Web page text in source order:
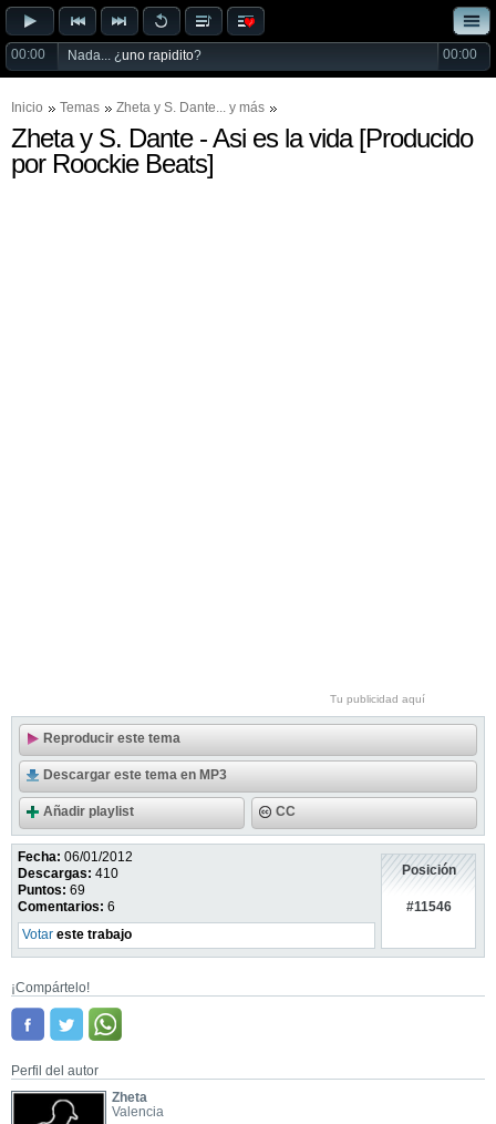
00:00 Nada... ¿uno rapidito? 00:00
Inicio Temas Zheta y S. Dante... y más
Zheta y S. Dante - Asi es la vida [Producido
por Roockie Beats]
Tu publicidad aquí
Reproducir este tema
Descargar este tema en MP3
Añadir playlist CC
Fecha: 06/01/2012
Descargas: 410
Puntos: 69
Comentarios: 6
Votar este trabajo
Posición
#11546
¡Compártelo!
Perfil del autor
Zheta
Valencia